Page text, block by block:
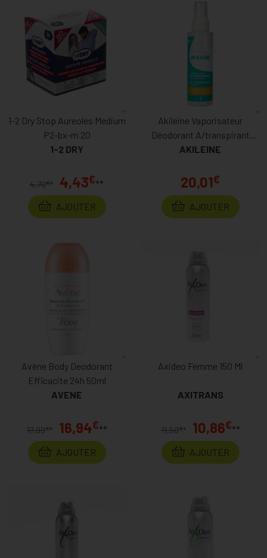
1-2 Dry Stop Aureoles Medium
P2-bx-m 20
1-2 DRY
4,70€* 4,43€**
AJOUTER
Akileine Vaporisateur
Déodorant A/transpirant
100ml
AKILEINE
20,01€
AJOUTER
Avène Body Deodorant
Efficacite 24h 50ml
AVENE
17,99€ * 16,94€**
AJOUTER
Axideo Femme 150 Ml
AXITRANS
11,50€ * 10,86€**
AJOUTER